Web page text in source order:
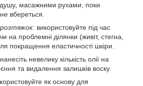
душу, масажними рухами, поки
вбереться.
: використовуйте під час
на проблемні ділянки (живіт, стегна,
покращення еластичності шкіри.
невелику кількість олії на
та видалення залишків воску.
як основу для